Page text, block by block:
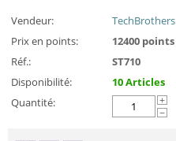
Vendeur:
TechBrothers
Prix en points:
12400 points
Réf.:
ST710
Disponibilité:
10 Articles
Quantité:
+
−